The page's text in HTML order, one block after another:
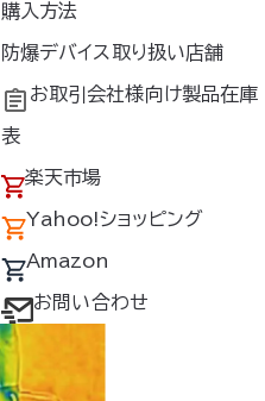
購入方法
防爆デバイス取り扱い店舗
お取引会社様向け製品在庫
表
楽天市場
Yahoo!ショッピング
Amazon
お問い合わせ